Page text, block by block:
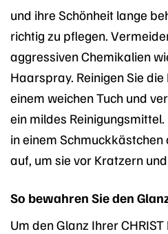
und ihre Schönheit lange
richtig zu pflegen.
aggressiven Chemikalien
Haarspray. Reinigen Sie
einem weichen Tuch und
ein mildes
in einem
auf, um sie vor Kratzern
So bewahren Sie den
Um den Glanz Ihrer